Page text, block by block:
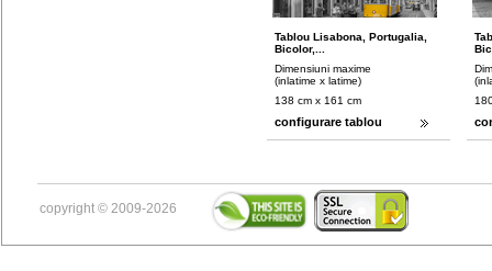
Tablou Lisabona, Portugalia,
Bicolor,...
Dimensiuni maxime
(inlatime x latime)
138 cm x 161 cm
configurare tablou
copyright © 2009-2026